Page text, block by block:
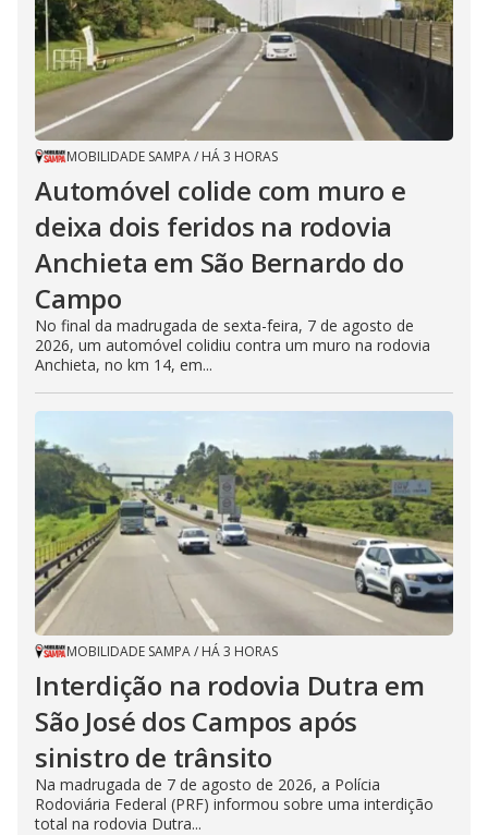
MOBILIDADE SAMPA/ HÁ 3 HORAS
Automóvel colide com muro e
deixa dois feridos na rodovia
Anchieta em São Bernardo do
Campo
No final da madrugada de sexta-feira, 7 de agosto de
2026, um automóvel colidiu contra um muro na rodovia
Anchieta, no km 14, em...
MOBILIDADE SAMPA/ HÁ 3 HORAS
Interdição na rodovia Dutra em
São José dos Campos após
sinistro de trânsito
Na madrugada de 7 de agosto de 2026, a Polícia
Rodoviária Federal (PRF) informou sobre uma interdição
total na rodovia Dutra...